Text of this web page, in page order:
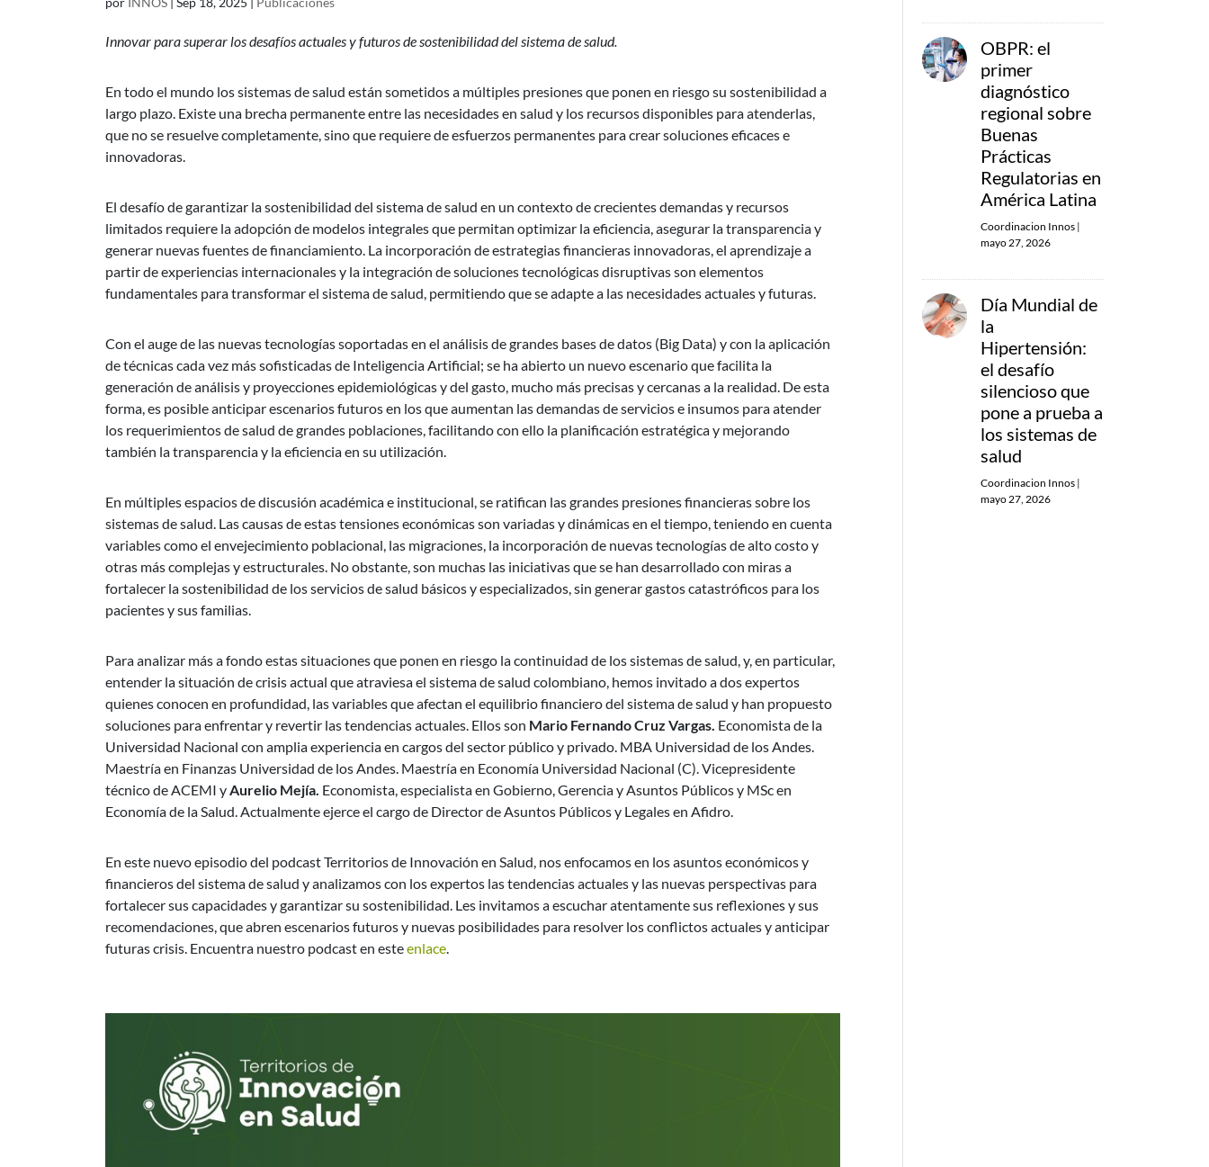
Innovar para superar los desafíos actuales y futuros de sostenibilidad del sistema de salud.
En todo el mundo los sistemas de salud están sometidos a múltiples presiones que ponen en riesgo su sostenibilidad a
largo plazo. Existe una brecha permanente entre las necesidades en salud y los recursos disponibles para atenderlas,
que no se resuelve completamente, sino que requiere de esfuerzos permanentes para crear soluciones eficaces e
innovadoras.
El desafío de garantizar la sostenibilidad del sistema de salud en un contexto de crecientes demandas y recursos
limitados requiere la adopción de modelos integrales que permitan optimizar la eficiencia, asegurar la transparencia y
generar nuevas fuentes de financiamiento. La incorporación de estrategias financieras innovadoras, el aprendizaje a
partir de experiencias internacionales y la integración de soluciones tecnológicas disruptivas son elementos
fundamentales para transformar el sistema de salud, permitiendo que se adapte a las necesidades actuales y futuras.
Con el auge de las nuevas tecnologías soportadas en el análisis de grandes bases de datos (Big Data) y con la aplicación
de técnicas cada vez más sofisticadas de Inteligencia Artificial; se ha abierto un nuevo escenario que facilita la
generación de análisis y proyecciones epidemiológicas y del gasto, mucho más precisas y cercanas a la realidad. De esta
forma, es posible anticipar escenarios futuros en los que aumentan las demandas de servicios e insumos para atender
los requerimientos de salud de grandes poblaciones, facilitando con ello la planificación estratégica y mejorando
también la transparencia y la eficiencia en su utilización.
En múltiples espacios de discusión académica e institucional, se ratifican las grandes presiones financieras sobre los
sistemas de salud. Las causas de estas tensiones económicas son variadas y dinámicas en el tiempo, teniendo en cuenta
variables como el envejecimiento poblacional, las migraciones, la incorporación de nuevas tecnologías de alto costo y
otras más complejas y estructurales. No obstante, son muchas las iniciativas que se han desarrollado con miras a
fortalecer la sostenibilidad de los servicios de salud básicos y especializados, sin generar gastos catastróficos para los
pacientes y sus familias.
Para analizar más a fondo estas situaciones que ponen en riesgo la continuidad de los sistemas de salud, y, en particular,
entender la situación de crisis actual que atraviesa el sistema de salud colombiano, hemos invitado a dos expertos
quienes conocen en profundidad, las variables que afectan el equilibrio financiero del sistema de salud y han propuesto
soluciones para enfrentar y revertir las tendencias actuales. Ellos son Mario Fernando Cruz Vargas. Economista de la
Universidad Nacional con amplia experiencia en cargos del sector público y privado. MBA Universidad de los Andes.
Maestría en Finanzas Universidad de los Andes. Maestría en Economía Universidad Nacional (C). Vicepresidente
técnico de ACEMI yAurelio Mejía. Economista, especialista en Gobierno, Gerencia y Asuntos Públicos y MSc en
Economía de la Salud. Actualmente ejerce el cargo de Director de Asuntos Públicos y Legales en Afidro.
En este nuevo episodio del podcast Territorios de Innovación en Salud, nos enfocamos en los asuntos económicos y
financieros del sistema de salud y analizamos con los expertos las tendencias actuales y las nuevas perspectivas para
fortalecer sus capacidades y garantizar su sostenibilidad. Les invitamos a escuchar atentamente sus reflexiones y sus
recomendaciones, que abren escenarios futuros y nuevas posibilidades para resolver los conflictos actuales y anticipar
futuras crisis. Encuentra nuestro podcast en esteenlace.
OBPR: el
primer
diagnóstico
regional sobre
Buenas
Prácticas
Regulatorias en
América Latina
Coordinacion Innos |
mayo 27, 2026
Día Mundial de
la
Hipertensión:
el desafío
silencioso que
pone a prueba a
los sistemas de
salud
Coordinacion Innos |
mayo 27, 2026